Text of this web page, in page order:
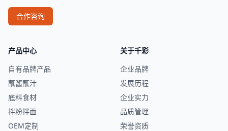
合作咨询
产品中心
自有品牌产品
蘸酱蘸汁
底料食材
拌粉拌面
OEM定制
关于千彩
企业品牌
发展历程
企业实力
品质管理
荣誉资质